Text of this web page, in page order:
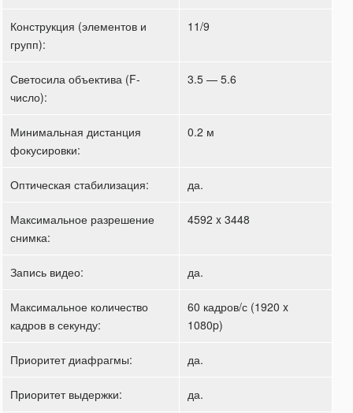
Конструкция (элементов и
групп):
11/9
Светосила объектива (F-
число):
3.5 — 5.6
Минимальная дистанция
фокусировки:
0.2 м
Оптическая стабилизация: да.
Максимальное разрешение
снимка:
4592 x 3448
Запись видео: да.
Максимальное количество
кадров в секунду:
60 кадров/с (1920 x
1080p)
Приоритет диафрагмы: да.
Приоритет выдержки: да.